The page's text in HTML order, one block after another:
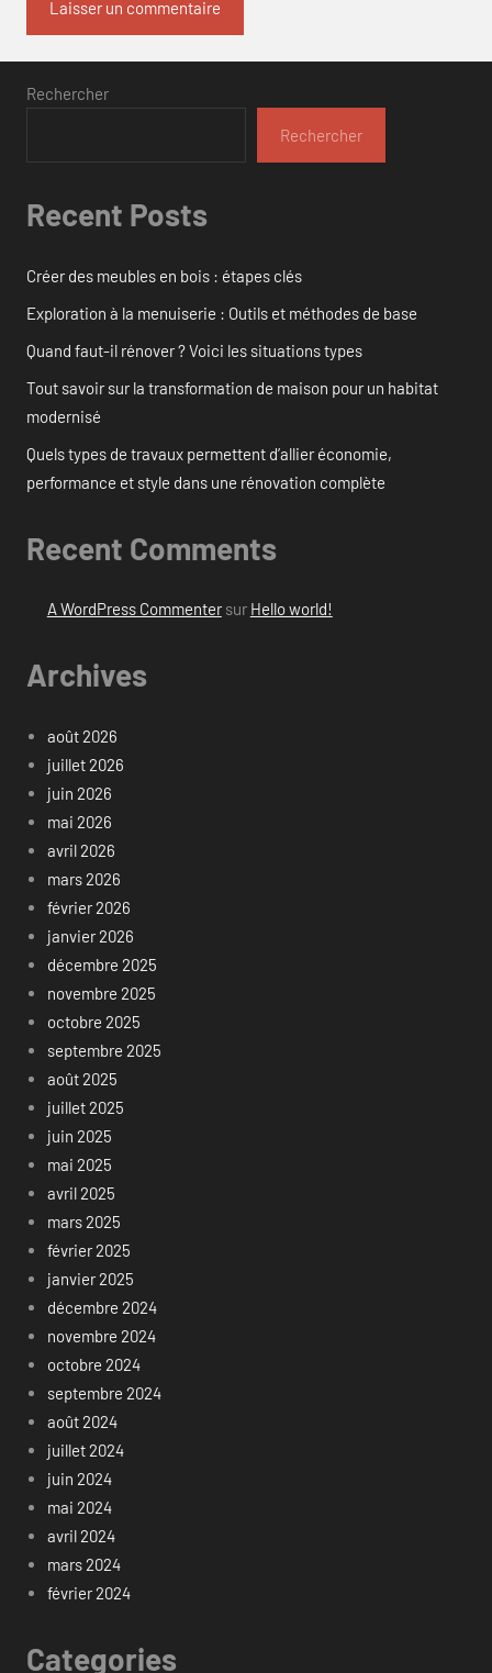
Rechercher
Rechercher
Recent Posts
Créer des meubles en bois : étapes clés
Exploration à la menuiserie : Outils et méthodes de base
Quand faut-il rénover ? Voici les situations types
Tout savoir sur la transformation de maison pour un habitat
modernisé
Quels types de travaux permettent d’allier économie,
performance et style dans une rénovation complète
Recent Comments
A WordPress Commentersur Hello world!
Archives
août 2026
juillet 2026
juin 2026
mai 2026
avril 2026
mars 2026
février 2026
janvier 2026
décembre 2025
novembre 2025
octobre 2025
septembre 2025
août 2025
juillet 2025
juin 2025
mai 2025
avril 2025
mars 2025
février 2025
janvier 2025
décembre 2024
novembre 2024
octobre 2024
septembre 2024
août 2024
juillet 2024
juin 2024
mai 2024
avril 2024
mars 2024
février 2024
Categories